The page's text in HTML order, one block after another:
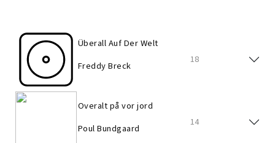
Überall Auf Der Welt
Freddy Breck
18
Overalt på vor jord
Poul Bundgaard
14